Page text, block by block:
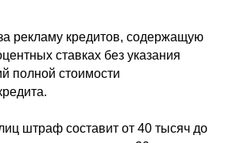
рекламу кредитов, содержащую
ставках без указания
полной стоимости
штраф составит от 40 тысяч до